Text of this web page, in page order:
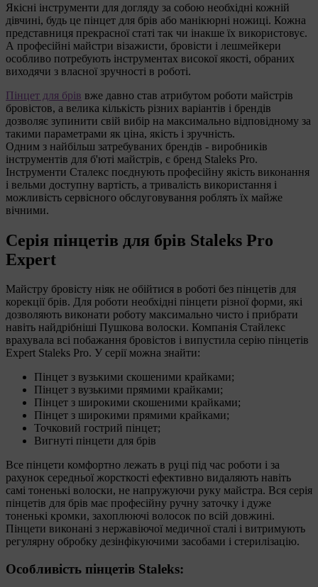
Якісні інструменти для догляду за собою необхідні кожній
дівчині, будь це пінцет для брів або манікюрні ножиці. Кожна
представниця прекрасної статі так чи інакше їх використовує.
А професійні майстри візажисти, бровісти і лешмейкери
особливо потребують інструментах високої якості, обраних
виходячи з власної зручності в роботі.
Пінцет для брів вже давно став атрибутом роботи майстрів
бровістов, а велика кількість різних варіантів і брендів
дозволяє зупинити свій вибір на максимально відповідному за
такими параметрами як ціна, якість і зручність.
Одним з найбільш затребуваних брендів - виробників
інструментів для б'юті майстрів, є бренд Staleks Pro.
Інструменти Сталекс поєднують професійну якість виконання
і вельми доступну вартість, а тривалість використання і
можливість сервісного обслуговування роблять їх майже
вічними.
Серія пінцетів для брів Staleks Pro
Expert
Майстру бровісту ніяк не обійтися в роботі без пінцетів для
корекції брів. Для роботи необхідні пінцети різної форми, які
дозволяють виконати роботу максимально чисто і прибрати
навіть найдрібніші Пушкова волоски. Компанія Стайлекс
врахувала всі побажання бровістов і випустила серію пінцетів
Expert Staleks Pro. У серії можна знайти:
Пінцет з вузькими скошеними крайками;
Пінцет з вузькими прямими крайками;
Пінцет з широкими скошеними крайками;
Пінцет з широкими прямими крайками;
Точковий гострий пінцет;
Вигнуті пінцети для брів
Все пінцети комфортно лежать в руці під час роботи і за
рахунок середньої жорсткості ефективно видаляють навіть
самі тоненькі волоски, не напружуючи руку майстра. Вся серія
пінцетів для брів має професійну ручну заточку і дуже
тоненькі кромки, захоплюючі волосок по всій довжині.
Пінцети виконані з нержавіючої медичної сталі і витримують
регулярну обробку дезінфікуючими засобами і стерилізацію.
Особливість пінцетів Staleks: